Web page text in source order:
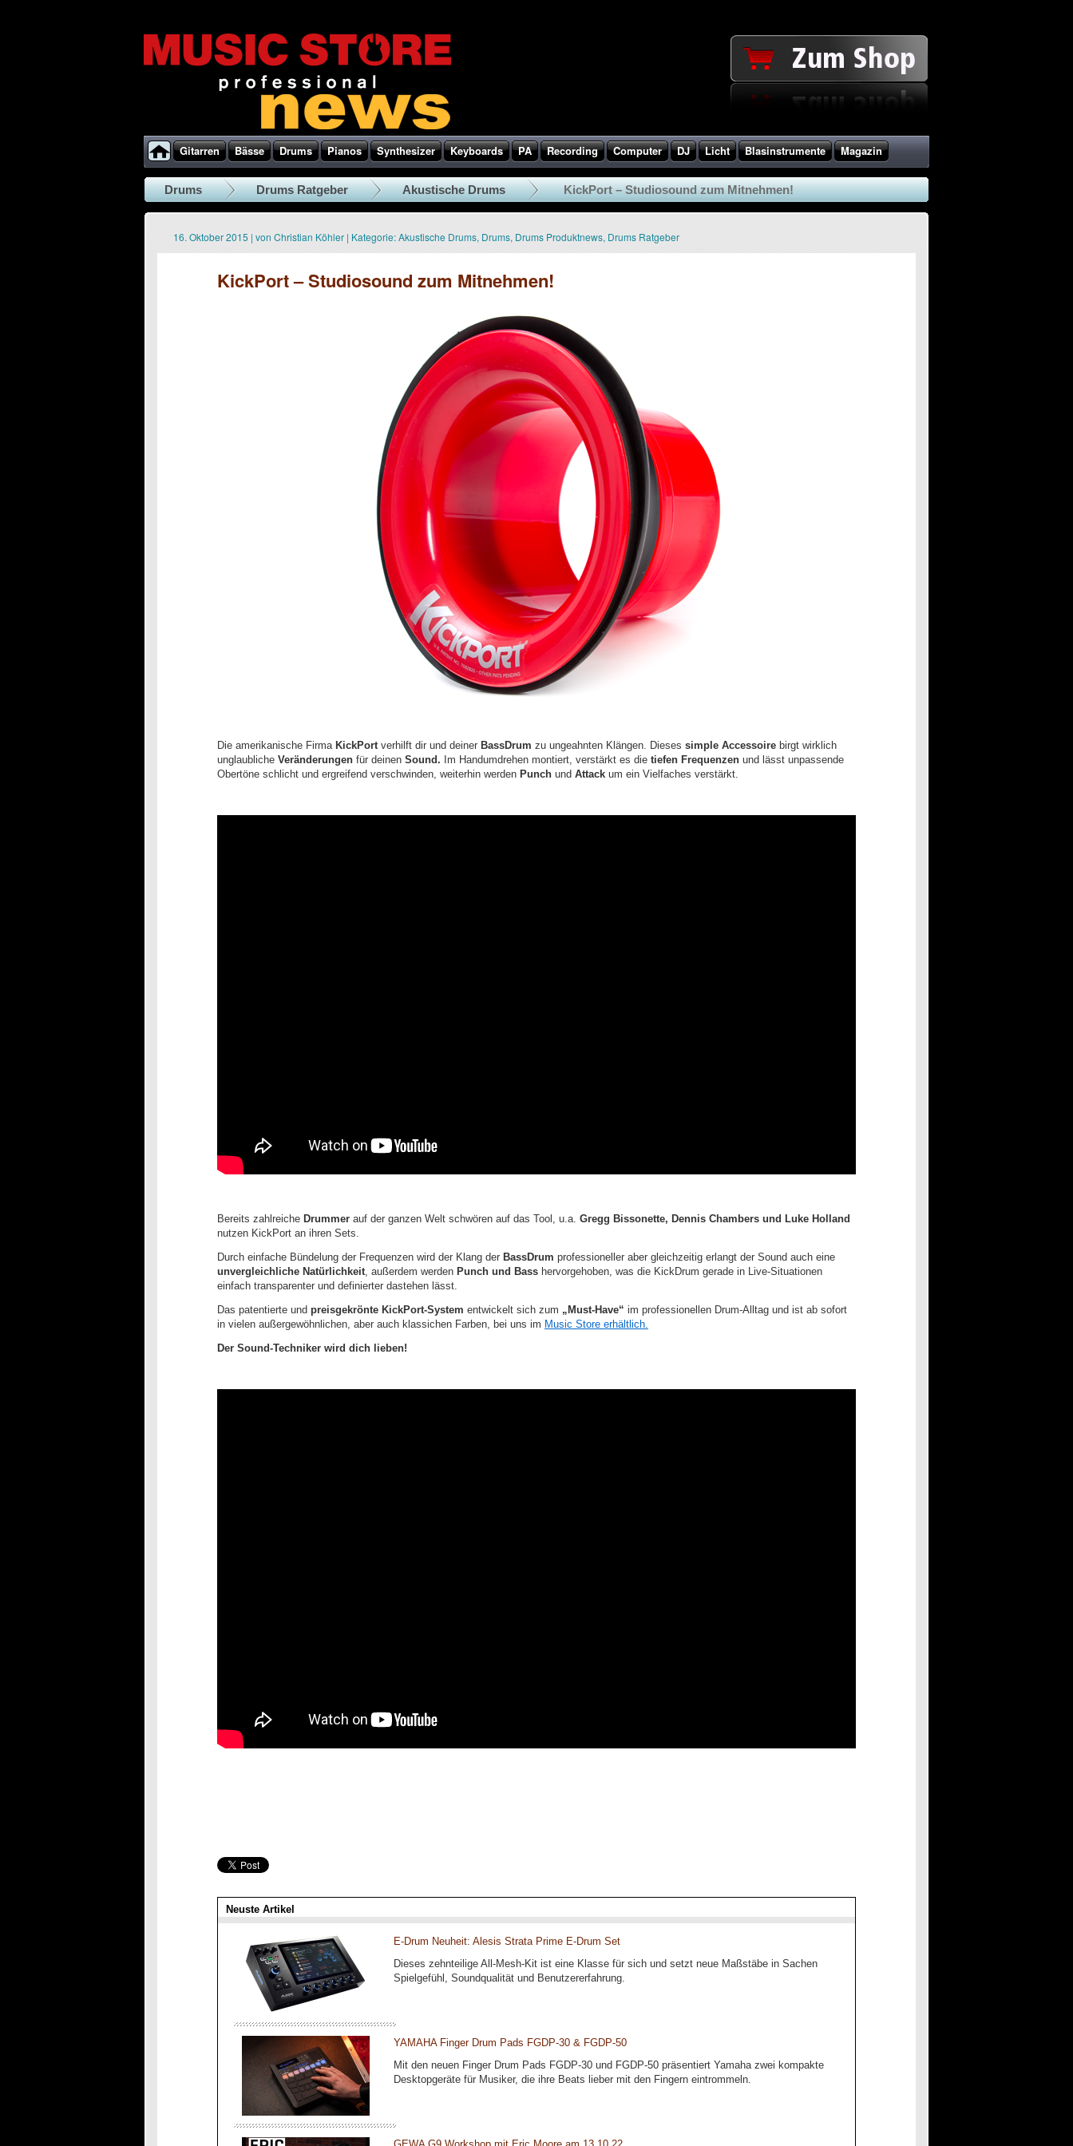
Gitarren Bässe Drums Pianos Synthesizer Keyboards PA Recording Computer DJ Licht Blasinstrumente Magazin
Drums Drums Ratgeber Akustische Drums KickPort – Studiosound zum Mitnehmen!
16. Oktober 2015 | von Christian Köhler | Kategorie:Akustische Drums, Drums, Drums Produktnews, Drums Ratgeber
KickPort – Studiosound zum Mitnehmen!
Die amerikanische FirmaKickPortverhilft dir und deiner BassDrum zu ungeahnten Klängen. Dieses simple Accessoire birgt wirklich
unglaubliche Veränderungen für deinen Sound. Im Handumdrehen montiert, verstärkt es die tiefen Frequenzen und lässt unpassende
Obertöne schlicht und ergreifend verschwinden, weiterhin werden Punch und Attack um ein Vielfaches verstärkt.
Bereits zahlreiche Drummer auf der ganzen Welt schwören auf das Tool, u.a. Gregg Bissonette, Dennis Chambers und Luke Holland
nutzen KickPort an ihren Sets.
Durch einfache Bündelung der Frequenzen wird der Klang der BassDrum professioneller aber gleichzeitig erlangt der Sound auch eine
unvergleichliche Natürlichkeit, außerdem werden Punch und Bass hervorgehoben, was die KickDrum gerade in Live-Situationen
einfach transparenter und definierter dastehen lässt.
Das patentierte und preisgekrönte KickPort-System entwickelt sich zum „Must-Have“ im professionellen Drum-Alltag und ist ab sofort
in vielen außergewöhnlichen, aber auch klassichen Farben, bei uns im Music Store erhältlich.
Der Sound-Techniker wird dich lieben!
Neuste Artikel
E-Drum Neuheit: Alesis Strata Prime E-Drum Set
Dieses zehnteilige All-Mesh-Kit ist eine Klasse für sich und setzt neue Maßstäbe in Sachen
Spielgefühl, Soundqualität und Benutzererfahrung.
YAMAHA Finger Drum Pads FGDP-30 & FGDP-50
Mit den neuen Finger Drum Pads FGDP-30 und FGDP-50 präsentiert Yamaha zwei kompakte
Desktopgeräte für Musiker, die ihre Beats lieber mit den Fingern eintrommeln.